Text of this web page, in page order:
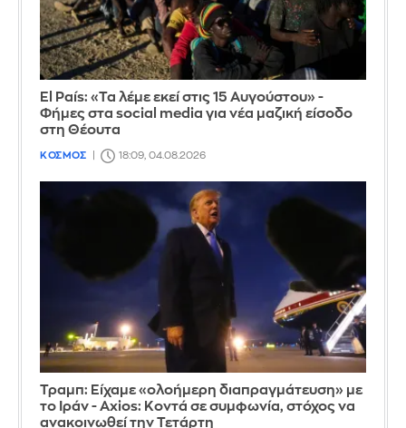
El País: «Τα λέμε εκεί στις 15 Αυγούστου» -
Φήμες στα social media για νέα μαζική είσοδο
στη Θέουτα
ΚΟΣΜΟΣ 18:09, 04.08.2026
Τραμπ: Είχαμε «ολοήμερη διαπραγμάτευση» με
το Ιράν - Axios: Κοντά σε συμφωνία, στόχος να
ανακοινωθεί την Τετάρτη